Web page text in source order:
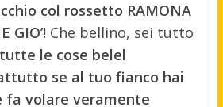
col rossetto RAMONA
GIO’! Che bellino, sei tutto
le cose belel
se al tuo fianco hai
fa volare veramente